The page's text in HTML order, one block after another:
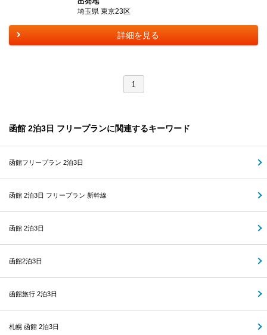
埼玉県 東京23区
詳細を見る
1
函館 2泊3日 フリープランに関連するキーワード
函館フリープラン 2泊3日
函館 2泊3日 フリープラン 新幹線
函館 2泊3日
函館2泊3日
函館旅行 2泊3日
札幌 函館 2泊3日